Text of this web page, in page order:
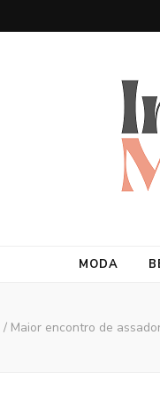
MODA
/ Maior encontro de